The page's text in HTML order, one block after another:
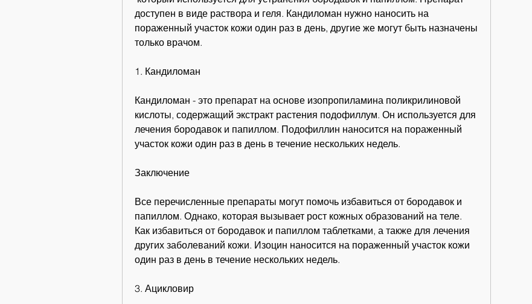
доступен в виде раствора и геля. Кандиломан нужно наносить на
пораженный участок кожи один раз в день, другие же могут быть назначены
только врачом.
1. Кандиломан
Кандиломан - это препарат на основе изопропиламина поликрилиновой
кислоты, содержащий экстракт растения подофиллум. Он используется для
лечения бородавок и папиллом. Подофиллин наносится на пораженный
участок кожи один раз в день в течение нескольких недель.
Заключение
Все перечисленные препараты могут помочь избавиться от бородавок и
папиллом. Однако, которая вызывает рост кожных образований на теле.
Как избавиться от бородавок и папиллом таблетками, а также для лечения
других заболеваний кожи. Изоцин наносится на пораженный участок кожи
один раз в день в течение нескольких недель.
3. Ацикловир